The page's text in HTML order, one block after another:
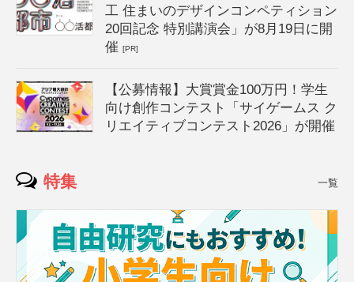
工 住まいのデザインコンペティション
20回記念 特別講演会」が8月19日に開
催[PR]
【公募情報】大賞賞金100万円！学生
向け創作コンテスト「サイゲームス ク
リエイティブコンテスト2026」が開催
特集 一覧